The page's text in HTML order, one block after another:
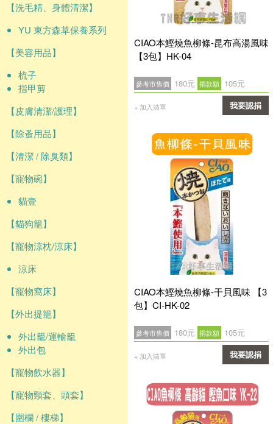
【洗毛精、身體清潔】
YU 東方森草保養系列
【美容用品】
梳子
指甲剪
【皮膚清潔/護理】
【除蚤用品】
【清潔 / 除臭類】
【寵物碗】
貓壹
【貓狗籠】
【寵物涼枕/涼床】
涼床
【寵物窩床】
【外出提籠】
外出籠/運輸籠
外出包
【寵物飲水器】
【寵物頸套、頭套】
【圍欄 / 樓梯】
CIAO本鰹燒魚柳條-昆布高湯風味
【3包】HK-04
參考市售價 180元 捐款額 105元
+ 加入清單 我要認捐
CIAO本鰹燒魚柳條-干貝風味 【3
包】CI-HK-02
參考市售價 180元 捐款額 105元
+ 加入清單 我要認捐